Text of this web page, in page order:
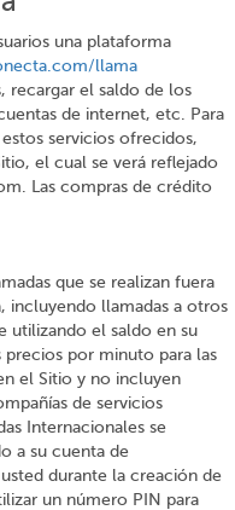
una plataforma
llama
recargar el saldo de los
de internet, etc. Para
servicios ofrecidos,
el cual se verá reflejado
Las compras de crédito
que se realizan fuera
incluyendo llamadas a otros
utilizando el saldo en su
por minuto para las
el Sitio y no incluyen
de servicios
Internacionales se
a su cuenta de
durante la creación de
un número PIN para